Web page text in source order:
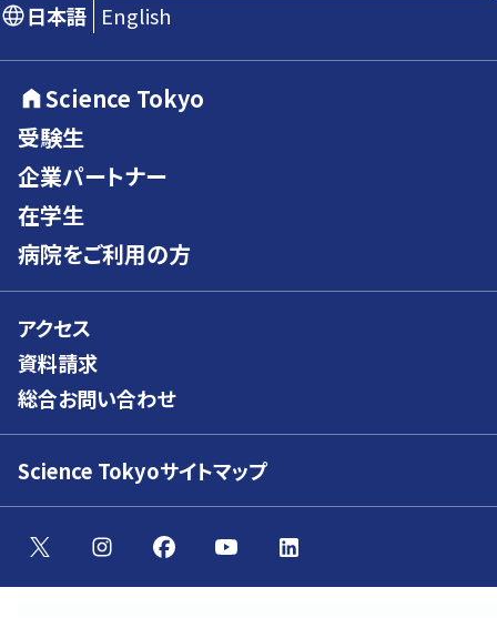
日本語 English
Science Tokyo
受験生
企業パートナー
在学生
病院をご利用の方
アクセス
資料請求
総合お問い合わせ
Science Tokyoサイトマップ